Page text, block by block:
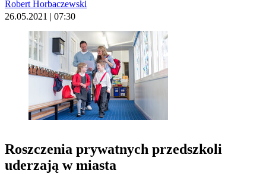
Robert Horbaczewski
26.05.2021 | 07:30
Roszczenia prywatnych przedszkoli
uderzają w miasta